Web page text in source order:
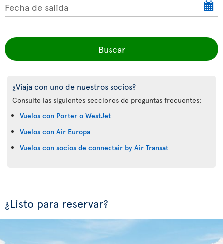
Fecha de salida
Buscar
¿Viaja con uno de nuestros socios?
Consulte las siguientes secciones de preguntas frecuentes:
Vuelos con Porter o WestJet
Vuelos con Air Europa
Vuelos con socios de connectair by Air Transat
¿Listo para reservar?